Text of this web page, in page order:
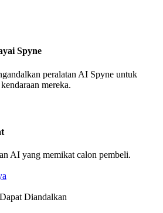
Spyne
peralatan AI Spyne untuk
mereka.
AI yang memikat calon pembeli.
Diandalkan